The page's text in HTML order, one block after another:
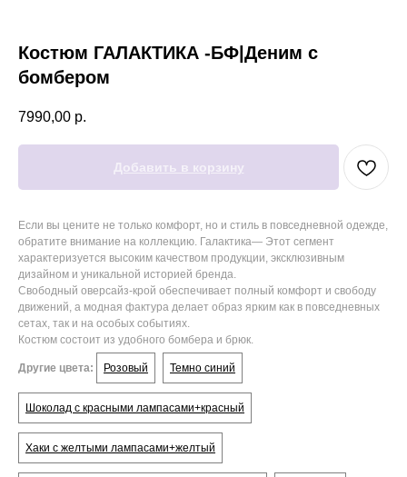
Костюм ГАЛАКТИКА -БФ|Деним с
бомбером
7990,00 р.
Добавить в корзину
Если вы цените не только комфорт, но и стиль в повседневной одежде,
обратите внимание на коллекцию. Галактика— Этот сегмент
характеризуется высоким качеством продукции, эксклюзивным
дизайном и уникальной историей бренда.
Свободный оверсайз‑крой обеспечивает полный комфорт и свободу
движений, а модная фактура делает образ ярким как в повседневных
сетах, так и на особых событиях.
Костюм состоит из удобного бомбера и брюк.
Другие цвета: Розовый Темно синий
Шоколад с красными лампасами+красный
Хаки с желтыми лампасами+желтый